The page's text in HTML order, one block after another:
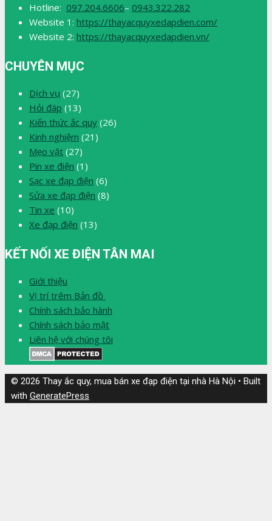
Hotline: 097.204.6606– 0943.322.282
Website 1: https://thayacquyxedapdien.com/
Website 2: https://thayacquyxedapdien.vn/
CHUYÊN MỤC
Dịch vụ (27)
Hỏi đáp (13)
Kiến thức ắc quy (26)
Kinh nghiệm (21)
Mẹo vặt (27)
Pin xe điện (1)
Sạc xe đạp điện (6)
Sửa xe đạp điện (8)
Tin xe (10)
Xe đạp điện (13)
KẾT NỐI XE ĐIỆN TÂN MAI
Giới thiệu
Vị trí trêm Bản đồ
Chính sách bảo hành
Chính sách bảo mật
Liên hệ với chúng tôi
© 2026 Thay ắc quy, mua bán xe đạp điện tại nhà Hà Nội • Built
with GeneratePress